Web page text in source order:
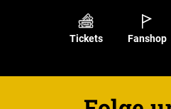
Tickets Fanshop